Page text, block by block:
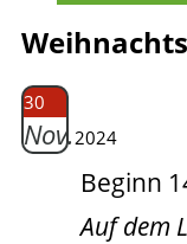
30
Nov.2024
Beginn
Auf dem